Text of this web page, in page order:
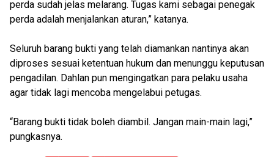
perda sudah jelas melarang. Tugas kami sebagai penegak
perda adalah menjalankan aturan,” katanya.
Seluruh barang bukti yang telah diamankan nantinya akan
diproses sesuai ketentuan hukum dan menunggu keputusan
pengadilan. Dahlan pun mengingatkan para pelaku usaha
agar tidak lagi mencoba mengelabui petugas.
“Barang bukti tidak boleh diambil. Jangan main-main lagi,”
pungkasnya.